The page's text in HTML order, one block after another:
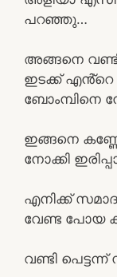
പറഞ്ഞു…
അങ്ങനെ
ഇടക്ക് എൻ്റെ
ബോംമ്പിനെ
ഇങ്ങനെ
നോക്കി
എനിക്ക്
വേണ്ട പോയ
വണ്ടി പെട്ടന്ന്